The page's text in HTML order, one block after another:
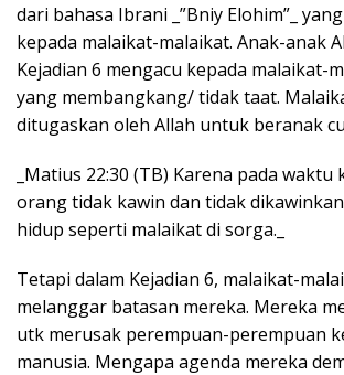
dari bahasa Ibrani _”Bniy Elohim”_
kepada malaikat-malaikat. Anak-anak
Kejadian 6 mengacu kepada malaikat-
yang membangkang/ tidak taat.
ditugaskan oleh Allah untuk beranak
_Matius 22:30 (TB) Karena pada
orang tidak kawin dan tidak
hidup seperti malaikat di sorga._
Tetapi dalam Kejadian 6, malaikat-
melanggar batasan mereka. Mereka
utk merusak perempuan-perempuan
manusia. Mengapa agenda mereka